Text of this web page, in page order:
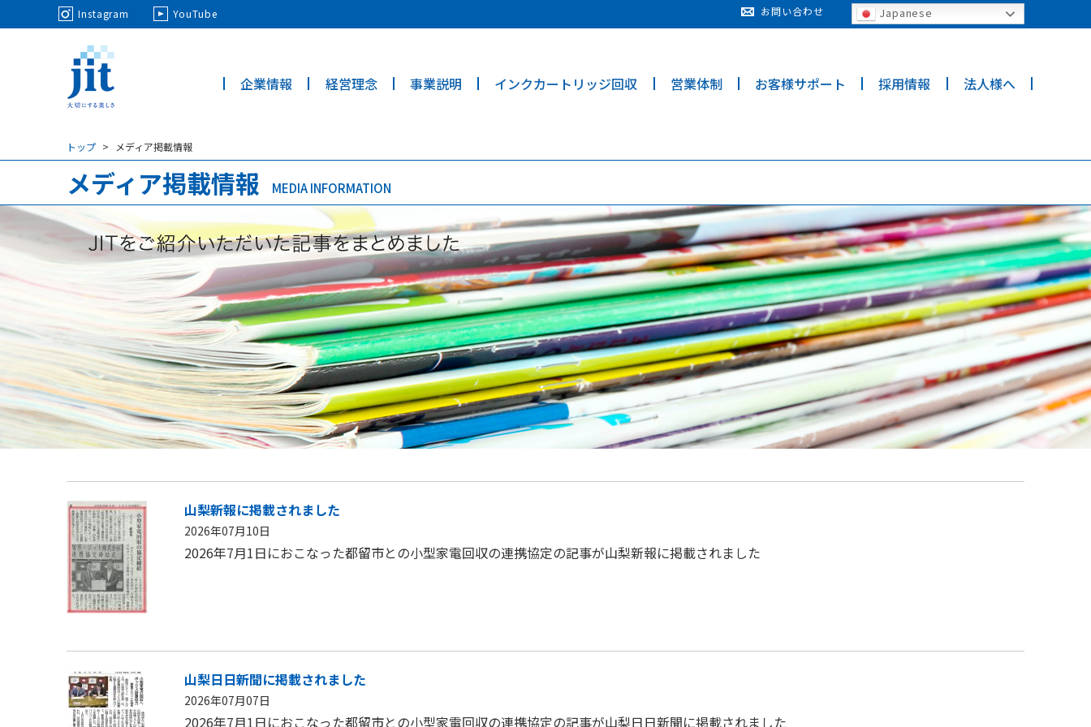
式会社
企業情報 経営理念 事業説明 インクカートリッジ回収 営業体制 お客様サポート 採用情報 法人様へ
お問い合わせ Japanese
Instagram YouTube
トップ メディア掲載情報
メディア掲載情報 MEDIA INFORMATION
山梨新報に掲載されました
2026年07月10日
2026年7月1日におこなった都留市との小型家電回収の連携協定の記事が山梨新報に掲載されました
山梨日日新聞に掲載されました
2026年07月07日
2026年7月1日におこなった都留市との小型家電回収の連携協定の記事が山梨日日新聞に掲載されました
May we use cookies to track your activities? We take your privacy very seriously. Please see our privacy policy for details and any questions.Yes No